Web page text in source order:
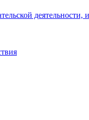
деятельности,